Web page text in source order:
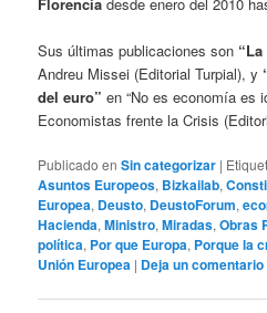
Sus últimas publicaciones son
Andreu Missei (Editorial Turpial), y
del euro” en “No es economía es
Economistas frente la Crisis
Publicado en Sin categorizar |
Asuntos Europeos, Bizkailab,
Europea, Deusto, DeustoForum,
Hacienda,Ministro,Miradas,Obras
política, Por que Europa, Porque la
Unión Europea | Deja un comentario